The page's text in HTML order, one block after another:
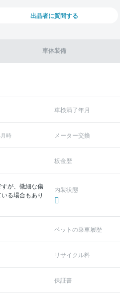
車体装備
車検満了年月
時 メーター交換
板金歴
が、微細な傷
る場合もあり
内装状態
ペットの乗車履歴
リサイクル料
保証書
出品者に質問する